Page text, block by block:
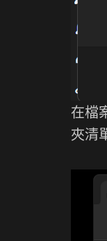
在檔
夾清